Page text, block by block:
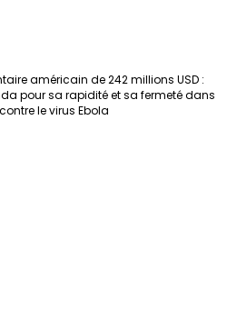
américain de 242 millions USD :
pour sa rapidité et sa fermeté dans
le virus Ebola